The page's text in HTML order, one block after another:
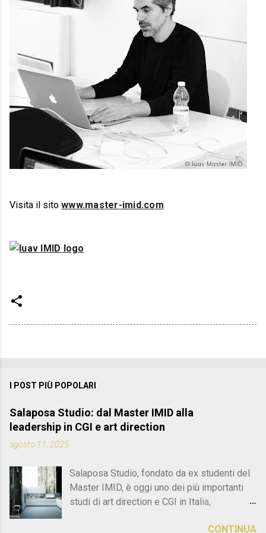
Visita il sito www.master-imid.com
I POST PIÙ POPOLARI
Salaposa Studio: dal Master IMID alla
leadership in CGI e art direction
agosto 11, 2025
Salaposa Studio, fondato da ex studenti del
Master IMID, è oggi uno dei più importanti
studi di art direction e CGI in Italia,
design di altissimo livello. Immagina tre
CONTINUA